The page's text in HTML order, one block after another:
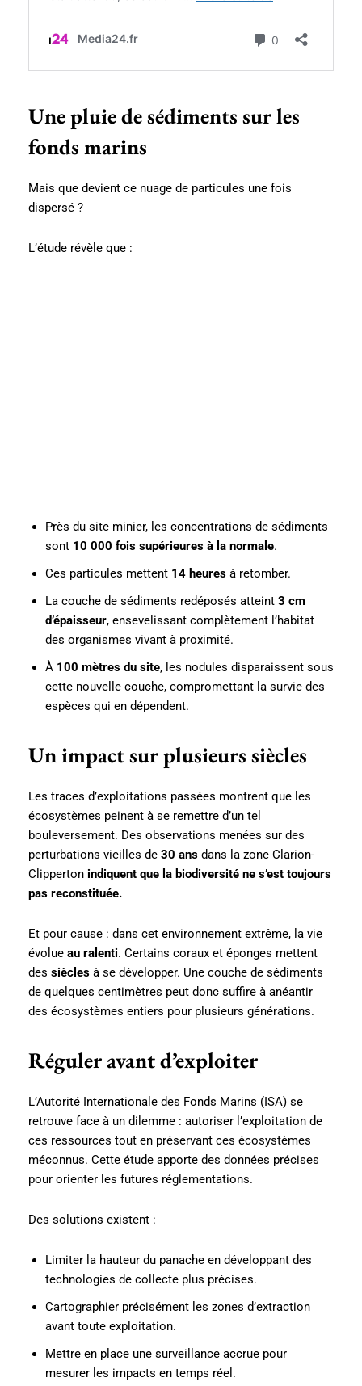
Une pluie de sédiments sur les
fonds marins
Mais que devient ce nuage de particules une fois
dispersé ?
L’étude révèle que :
Près du site minier, les concentrations de sédiments
sont 10 000 fois supérieures à la normale.
Ces particules mettent 14 heures à retomber.
La couche de sédiments redéposés atteint 3 cm
d’épaisseur, ensevelissant complètement l’habitat
des organismes vivant à proximité.
À 100 mètres du site, les nodules disparaissent sous
cette nouvelle couche, compromettant la survie des
espèces qui en dépendent.
Un impact sur plusieurs siècles
Les traces d’exploitations passées montrent que les
écosystèmes peinent à se remettre d’un tel
bouleversement. Des observations menées sur des
perturbations vieilles de 30 ans dans la zone Clarion-
Clipperton indiquent que la biodiversité ne s’est toujours
pas reconstituée.
Et pour cause : dans cet environnement extrême, la vie
évolue au ralenti. Certains coraux et éponges mettent
des siècles à se développer. Une couche de sédiments
de quelques centimètres peut donc suffire à anéantir
des écosystèmes entiers pour plusieurs générations.
Réguler avant d’exploiter
L’Autorité Internationale des Fonds Marins (ISA) se
retrouve face à un dilemme : autoriser l’exploitation de
ces ressources tout en préservant ces écosystèmes
méconnus. Cette étude apporte des données précises
pour orienter les futures réglementations.
Des solutions existent :
Limiter la hauteur du panache en développant des
technologies de collecte plus précises.
Cartographier précisément les zones d’extraction
avant toute exploitation.
Mettre en place une surveillance accrue pour
mesurer les impacts en temps réel.